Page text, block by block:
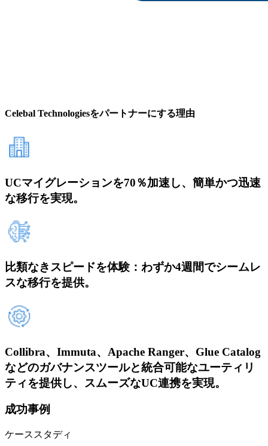
Celebal Technologiesをパートナーにする理由
UCマイグレーションを70％加速し、簡単かつ迅速
な移行を実現。
比類なきスピードを体験：わずか4週間でシームレ
スな移行を提供。
Collibra、Immuta、Apache Ranger、Glue Catalog
などのガバナンスツールと統合可能なユーティリ
ティを提供し、スムーズなUC連携を実現。
成功事例
ケーススタディ